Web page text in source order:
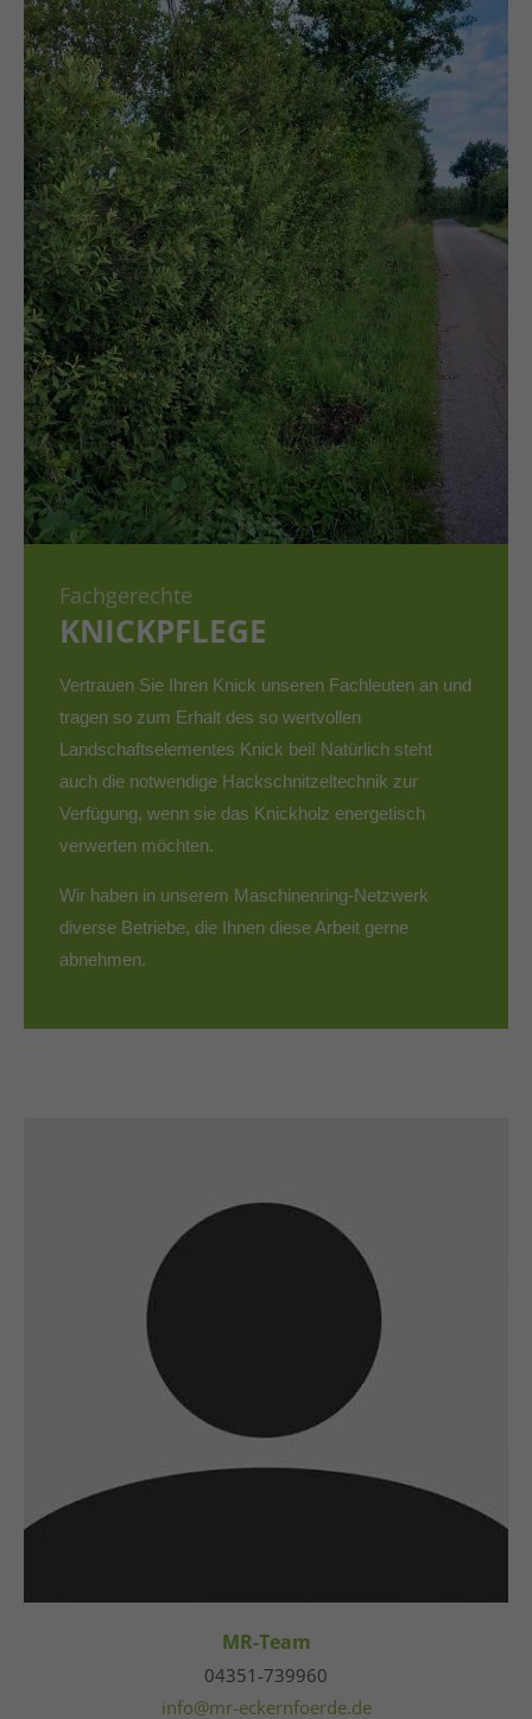
info@yourdomain.com
About us
Lorem ipsum dolor sit amet, consectetuer
adipiscing elit.
Aenean commodo ligula eget dolor. Aenean massa.
Cum sociis natoque penatibus et magnis dis
parturient montes, nascetur ridiculus mus. Donec
quam felis, ultricies nec.
Fachgerechte
KNICKPFLEGE
Vertrauen Sie Ihren Knick unseren Fachleuten an und
tragen so zum Erhalt des so wertvollen
Landschaftselementes Knick bei! Natürlich steht
auch die notwendige Hackschnitzeltechnik zur
Verfügung, wenn sie das Knickholz energetisch
verwerten möchten.
Wir haben in unserem Maschinenring-Netzwerk
diverse Betriebe, die Ihnen diese Arbeit gerne
abnehmen.
MR-Team
04351-739960
info@mr-eckernfoerde.de